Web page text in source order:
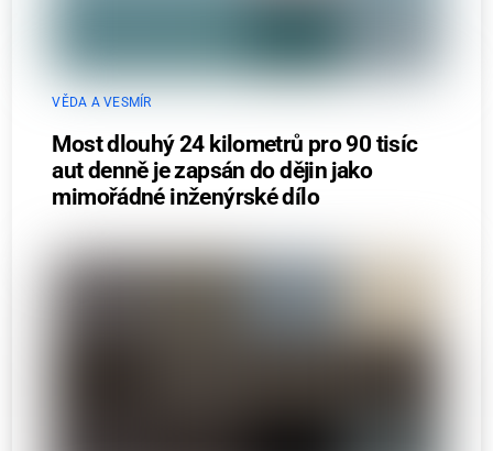
VĚDA A VESMÍR
Most dlouhý 24 kilometrů pro 90 tisíc
aut denně je zapsán do dějin jako
mimořádné inženýrské dílo